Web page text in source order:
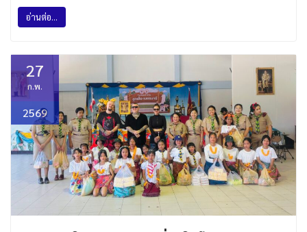
อ่านต่อ...
27
ก.พ.
2569